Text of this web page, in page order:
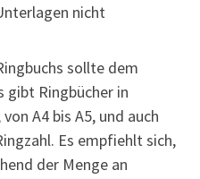
nicht
sollte dem
gibt Ringbücher in
A4 bis A5, und auch
Es empfiehlt sich,
der Menge an